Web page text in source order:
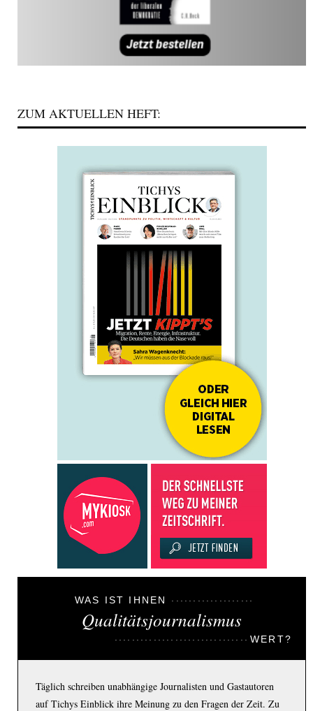
ZUM AKTUELLEN HEFT:
WAS IST IHNEN
Qualitätsjournalismus
WERT?
Täglich schreiben unabhängige Journalisten und Gastautoren
auf Tichys Einblick ihre Meinung zu den Fragen der Zeit. Zu